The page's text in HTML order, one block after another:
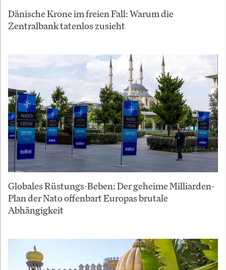
Dänische Krone im freien Fall: Warum die
Zentralbank tatenlos zusieht
Globales Rüstungs-Beben: Der geheime Milliarden-
Plan der Nato offenbart Europas brutale
Abhängigkeit